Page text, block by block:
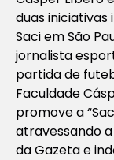
duas
Saci em São
jornalista
partida de
Faculdade
promove a
atravessando
da Gazeta e